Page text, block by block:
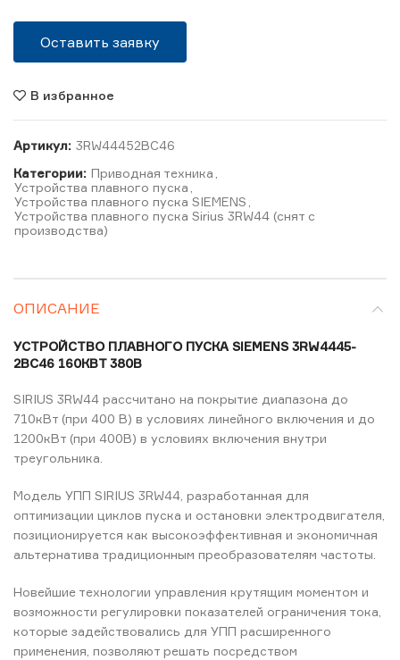
Оставить заявку
В избранное
Артикул: 3RW44452BC46
Категории: Приводная техника
Устройства плавного пуска
Устройства плавного пуска SIEMENS
Устройства плавного пуска Sirius 3RW44 (снят с
производства)
ОПИСАНИЕ
УСТРОЙСТВО ПЛАВНОГО ПУСКА SIEMENS 3RW4445-
2BC46 160КВТ 380В
SIRIUS 3RW44 рассчитано на покрытие диапазона до
710кВт (при 400 В) в условиях линейного включения и до
1200кВт (при 400В) в условиях включения внутри
треугольника.
Модель УПП SIRIUS 3RW44, разработанная для
оптимизации циклов пуска и остановки электродвигателя,
позиционируется как высокоэффективная и экономичная
альтернатива традиционным преобразователям частоты.
Новейшие технологии управления крутящим моментом и
возможности регулировки показателей ограничения тока,
которые задействовались для УПП расширенного
применения, позволяют решать посредством